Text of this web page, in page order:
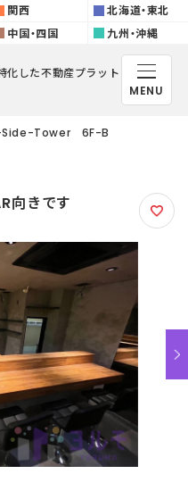
関西
北海道・東北
中国・四国 九州・沖縄
化した不動産プラット
MENU
Side-Tower 6F-B
向きです